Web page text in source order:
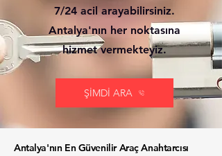
7/24 acil arayabilirsiniz.
Antalya'nın her noktasına
hizmet vermekteyiz.
ŞİMDİ ARA
Antalya'nın En Güvenilir Araç Anahtarcısı